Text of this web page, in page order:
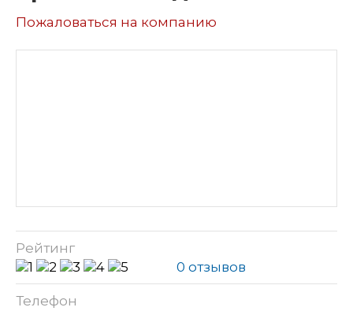
Пожаловаться на компанию
Рейтинг
0 отзывов
Телефон